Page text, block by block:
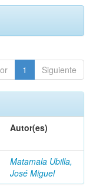
1 Siguiente
Autor(es)
Matamala Ubilla,
José Miguel